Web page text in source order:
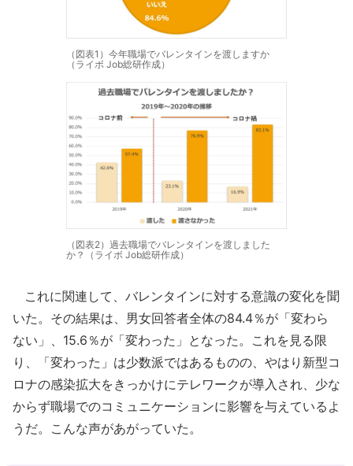
（図表1）今年職場でバレンタインを渡しますか
（ライボ Job総研作成）
（図表2）過去職場でバレンタインを渡しました
か？（ライボ Job総研作成）
これに関連して、バレンタインに対する意識の変化を聞
いた。その結果は、男女回答者全体の84.4％が「変わら
ない」、15.6％が「変わった」となった。これを見る限
り、「変わった」は少数派ではあるものの、やはり新型コ
ロナの感染拡大をきっかけにテレワークが導入され、少な
からず職場でのコミュニケーションに影響を与えているよ
うだ。こんな声があがっていた。